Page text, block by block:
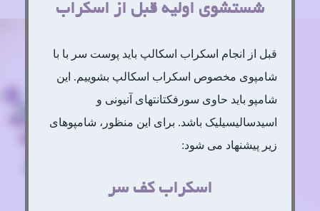
شستشوی اولیه قبل از اسکراب
قبل از انجام اسکراب اسکالپ باید پوست سر با با
شامپوی مخصوص اسکراب اسکالپ بشوییم. این
شامپو باید حاوی سورفکتانتهای آنیونی و
اسیدسالیسیلیک باشد. برای این منظور، شامپوهای
زیر پیشنهاد می شود:
اسکراب کف سر